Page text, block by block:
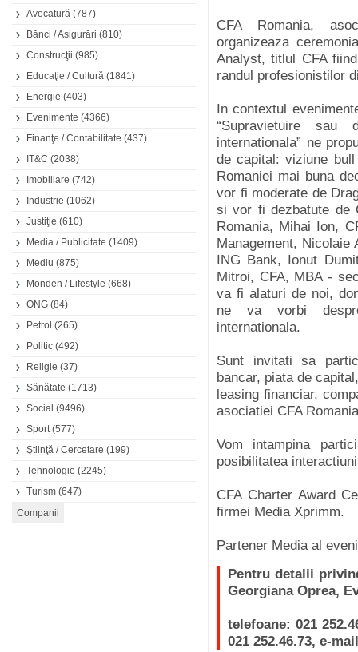
Avocatură (787)
Bănci / Asigurări (810)
Construcţii (985)
Educaţie / Cultură (1841)
Energie (403)
Evenimente (4366)
Finanţe / Contabilitate (437)
IT&C (2038)
Imobiliare (742)
Industrie (1062)
Justiţie (610)
Media / Publicitate (1409)
Mediu (875)
Monden / Lifestyle (668)
ONG (84)
Petrol (265)
Politic (492)
Religie (37)
Sănătate (1713)
Social (9496)
Sport(577)
Ştiinţă / Cercetare (199)
Tehnologie (2245)
Turism (647)
CFA Romania,
organizeaza
Analyst, titlul CFA
randul profesionistilor
In contextul
“Supravietuire
internationala” ne
de capital: viziune
Romaniei mai buna
vor fi moderate de
si vor fi dezbatute de
Romania, Mihai Ion,
Management, Nicolaie
ING Bank, Ionut
Mitroi, CFA, MBA -
va fi alaturi de noi,
ne va vorbi
internationala.
Sunt invitati sa
bancar, piata de
leasing financiar,
asociatiei CFA
Vom intampina
posibilitatea
CFA Charter Award
firmei Media Xprimm.
Partener Media al
Pentru detalii
Georgiana Oprea,
telefoane: 021
021 252.46.73, e-